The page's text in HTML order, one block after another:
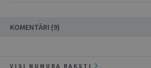
KOMENTĀRI (9)
VISI NUMURA RAKSTI